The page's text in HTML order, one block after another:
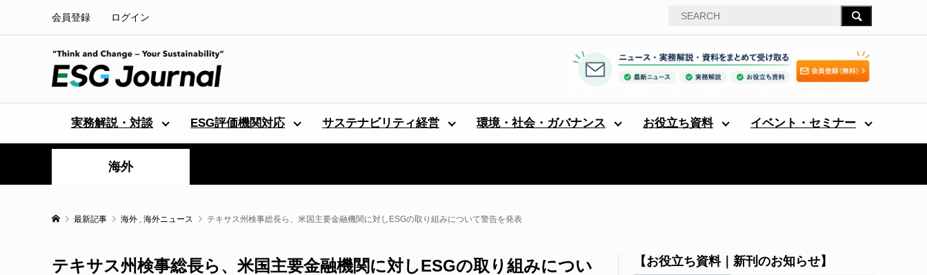
会員登録 ログイン
実務解説・対談 ESG評価機関対応 サステナビリティ経営 環境・社会・ガバナンス お役立ち資料 イベント・セミナー
海外
最新記事 海外 , 海外ニュース テキサス州検事総長ら、米国主要金融機関に対しESGの取り組みについて警告を発表
テキサス州検事総長ら、米国主要金融機関に対しESGの取り組みについ
【お役立ち資料｜新刊のお知らせ】